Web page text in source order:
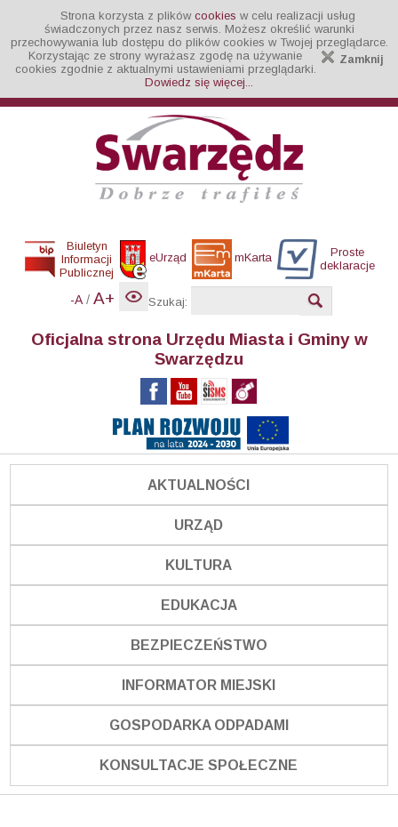
Strona korzysta z plików cookies w celu realizacji usług
świadczonych przez nasz serwis. Możesz określić warunki
przechowywania lub dostępu do plików cookies w Twojej przeglądarce.
Zamknij
Korzystając ze strony wyrażasz zgodę na używanie
cookies zgodnie z aktualnymi ustawieniami przeglądarki.
Dowiedz się więcej...
Biuletyn
Informacji
Publicznej
eUrząd mKarta
Proste
deklaracje
-A / A+ Szukaj:
Oficjalna strona Urzędu Miasta i Gminy w
Swarzędzu
AKTUALNOŚCI
URZĄD
KULTURA
EDUKACJA
BEZPIECZEŃSTWO
INFORMATOR MIEJSKI
GOSPODARKA ODPADAMI
KONSULTACJE SPOŁECZNE